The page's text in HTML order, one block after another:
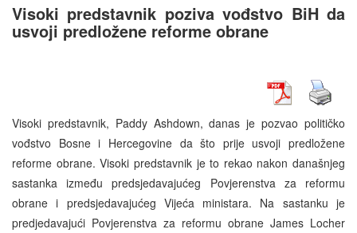
Visoki predstavnik poziva vođstvo BiH da
usvoji predložene reforme obrane
Visoki predstavnik, Paddy Ashdown, danas je pozvao političko
vođstvo Bosne i Hercegovine da što prije usvoji predložene
reforme obrane. Visoki predstavnik je to rekao nakon današnjeg
sastanka između predsjedavajućeg Povjerenstva za reformu
obrane i predsjedavajućeg Vijeća ministara. Na sastanku je
predjedavajući Povjerenstva za reformu obrane James Locher